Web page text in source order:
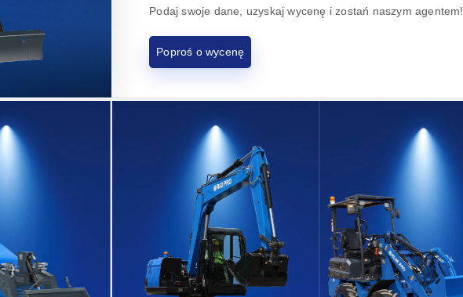
Podaj swoje dane, uzyskaj wycenę i zostań naszym agentem!
Poproś o wycenę